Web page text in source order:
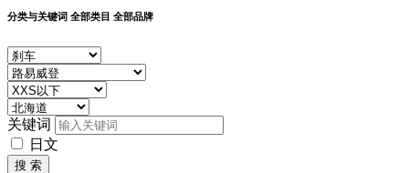
分类与关键词 全部类目 全部品牌
关键词
日文
搜 索